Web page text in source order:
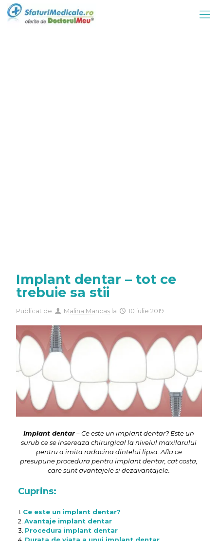
Implant dentar – tot ce
trebuie sa stii
Publicat de Malina Mancas la 10 iulie 2019
Implant dentar– Ce este un implant dentar? Este un
surub ce se insereaza chirurgical la nivelul maxilarului
pentru a imita radacina dintelui lipsa. Afla ce
presupune procedura pentru implant dentar, cat costa,
care sunt avantajele si dezavantajele.
Cuprins:
1. Ce este un implant dentar?
2. Avantaje implant dentar
3. Procedura implant dentar